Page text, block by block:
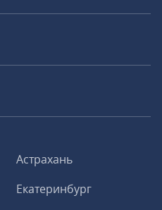
Астрахань
Екатеринбург